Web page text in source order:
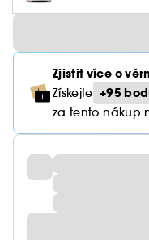
Zjistit více o
Získejte +95
za tento nákup